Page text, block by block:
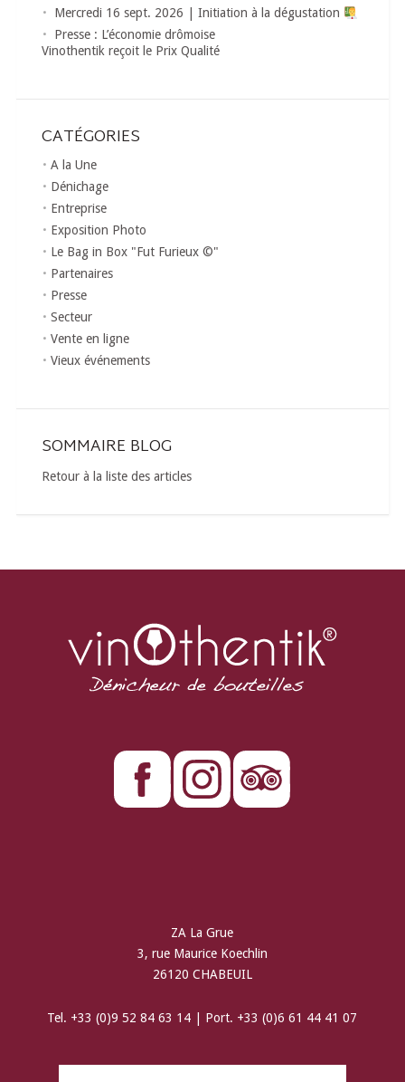
Mercredi 16 sept. 2026 | Initiation à la dégustation
Presse : L’économie drômoise
Vinothentik reçoit le Prix Qualité
CATÉGORIES
A la Une
Dénichage
Entreprise
Exposition Photo
Le Bag in Box "Fut Furieux ©"
Partenaires
Presse
Secteur
Vente en ligne
Vieux événements
SOMMAIRE BLOG
Retour à la liste des articles
ZA La Grue
3, rue Maurice Koechlin
26120 CHABEUIL
Tel. +33 (0)9 52 84 63 14 | Port. +33 (0)6 61 44 41 07